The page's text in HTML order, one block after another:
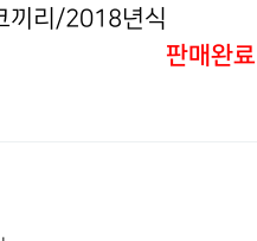
끼리/2018년식
판매완료